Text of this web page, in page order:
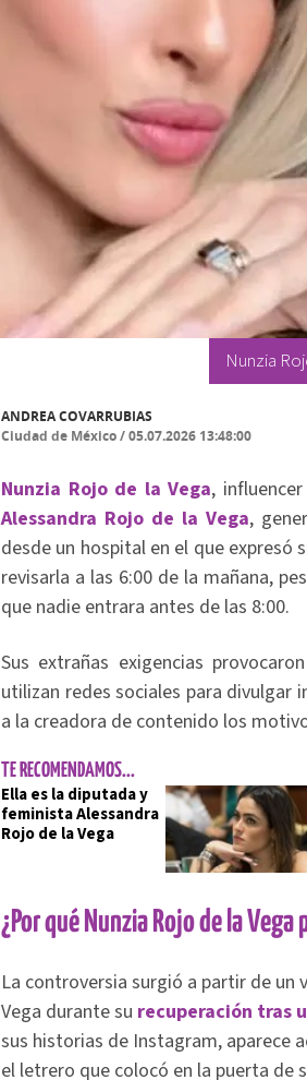
Nunzia
ANDREA COVARRUBIAS
Ciudad de México/05.07.2026 13:48:00
Nunzia Rojo de la Vega,
Alessandra Rojo de la Vega,
desde un hospital en el que
revisarla a las 6:00 de la mañana,
que nadie entrara antes de las 8:00.
Sus extrañas exigencias
utilizan redes sociales para divulgar
a la creadora de contenido los
TE RECOMENDAMOS...
Ella es la diputada y
feminista Alessandra
Rojo de la Vega
¿Por qué Nunzia Rojo de la
La controversia surgió a partir de un
Vega durante su recuperación tras
sus historias de Instagram, aparece
el letrero que colocó en la puerta de